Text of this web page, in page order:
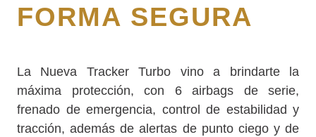
FORMA SEGURA
La Nueva Tracker Turbo vino a brindarte la
máxima protección, con 6 airbags de serie,
frenado de emergencia, control de estabilidad y
tracción, además de alertas de punto ciego y de